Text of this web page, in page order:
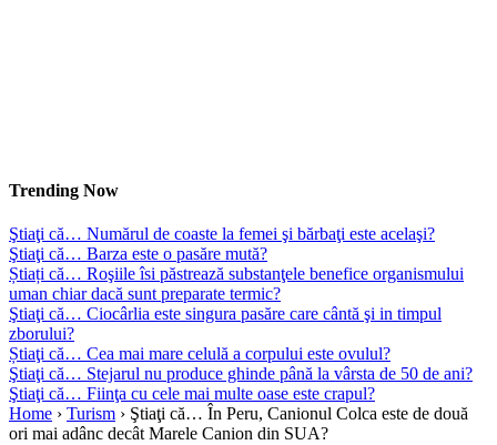
Trending Now
Ştiaţi că… Numărul de coaste la femei şi bărbaţi este acelaşi?
Ştiaţi că… Barza este o pasăre mută?
Știați că… Roşiile îsi păstrează substanţele benefice organismului
uman chiar dacă sunt preparate termic?
Ştiaţi că… Ciocârlia este singura pasăre care cântă şi in timpul
zborului?
Știaţi că… Cea mai mare celulă a corpului este ovulul?
Ştiaţi că… Stejarul nu produce ghinde până la vârsta de 50 de ani?
Ştiaţi că… Fiinţa cu cele mai multe oase este crapul?
Home › Turism › Ştiaţi că… În Peru, Canionul Colca este de două
ori mai adânc decât Marele Canion din SUA?